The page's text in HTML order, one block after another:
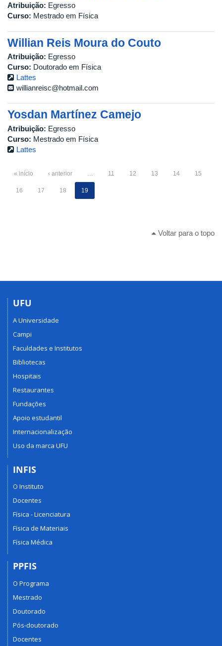
Atribuição: Egresso
Curso: Mestrado em Física
Willian Reis Moura do Couto
Atribuição: Egresso
Curso: Doutorado em Física
Lattes
willianreisc@hotmail.com
Yosdan Martínez Camejo
Atribuição: Egresso
Curso: Mestrado em Física
Lattes
« início ‹ anterior … 11 12 13 14 15
16 17 18 19
Voltar para o topo
UFU
A Universidade
Campi
Faculdades e Institutos
Bibliotecas
Hospitais
Restaurantes
Fundações
Apoio estudantil
Internacionalização
Uso da marca UFU
INFIS
O Instituto
Docentes
Física - Licenciatura
Física de Materiais
Física Médica
PPFIS
O Programa
Mestrado
Doutorado
Pós-doutorado
Docentes